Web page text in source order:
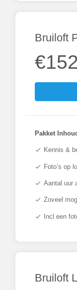
Bruiloft
Pakket
check Kennis &
check Foto’s op
check Aantal uur
check Zoveel
check Incl een
Bruiloft